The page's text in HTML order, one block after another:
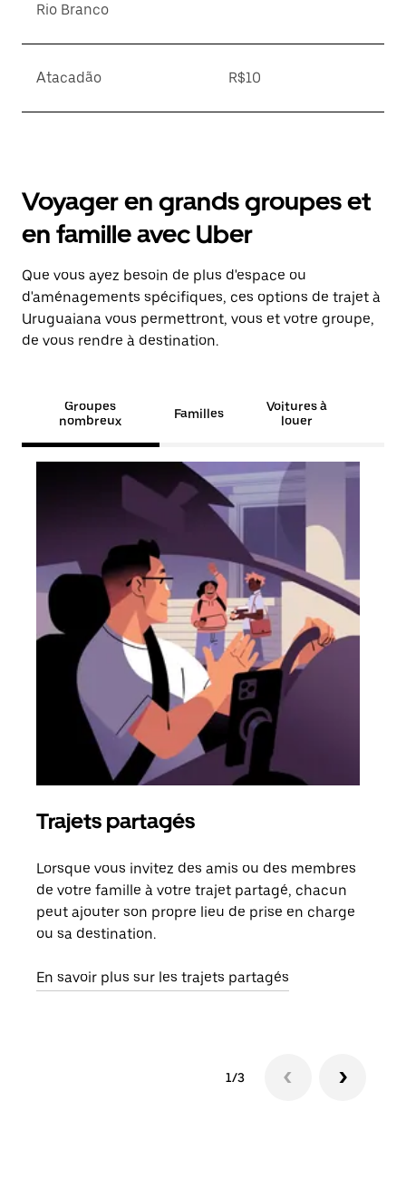
Rio Branco
Atacadão R$10
Voyager en grands groupes et
en famille avec Uber
Que vous ayez besoin de plus d'espace ou
d'aménagements spécifiques, ces options de trajet à
Uruguaiana vous permettront, vous et votre groupe,
de vous rendre à destination.
Groupes
nombreux
Familles
Voitures à
louer
Trajets partagés
Lorsque vous invitez des amis ou des membres
de votre famille à votre trajet partagé, chacun
peut ajouter son propre lieu de prise en charge
ou sa destination.
En savoir plus sur les trajets partagés
1/3